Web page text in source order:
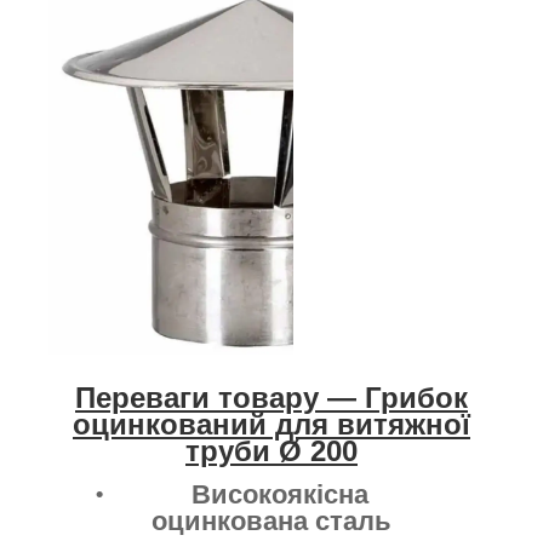
Переваги товару — Грибок
оцинкований для витяжної
труби Ø 200
Високоякісна
оцинкована сталь